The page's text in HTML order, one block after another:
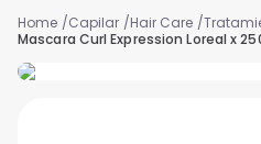
Capilar Hair Care
Mascara Curl Expression Loreal x